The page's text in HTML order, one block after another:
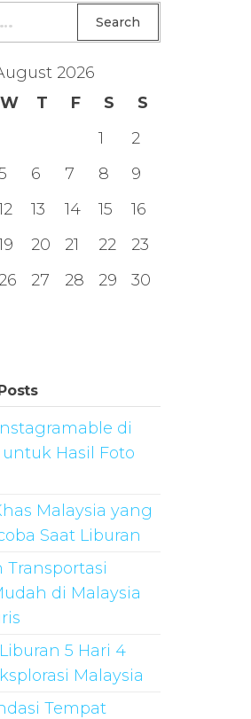
2026
W T F S
S
1
2
6 7 8
9
13 14 15
16
20 21 22
23
26 27 28 29
30
di
untuk Hasil Foto
Malaysia yang
Saat Liburan
Transportasi
di Malaysia
5 Hari 4
Malaysia
Tempat